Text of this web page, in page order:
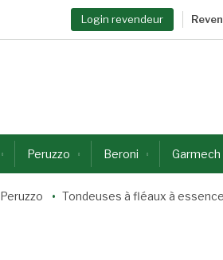
Login revendeur
Peruzzo Beroni Garmech
Peruzzo Tondeuses à fléaux à essence